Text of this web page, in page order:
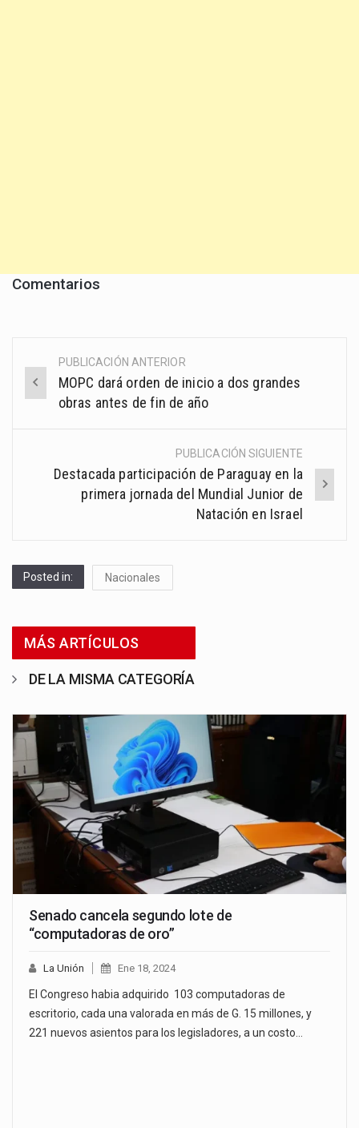
Comentarios
Post
navigation
PUBLICACIÓN ANTERIOR
MOPC dará orden de inicio a dos grandes
obras antes de fin de año
PUBLICACIÓN SIGUIENTE
Destacada participación de Paraguay en la
primera jornada del Mundial Junior de
Natación en Israel
Posted in: Nacionales
MÁS ARTÍCULOS
DE LA MISMA CATEGORÍA
Senado cancela segundo lote de
“computadoras de oro”
La Unión Ene 18, 2024
El Congreso habia adquirido 103 computadoras de
escritorio, cada una valorada en más de G. 15 millones, y
221 nuevos asientos para los legisladores, a un costo…